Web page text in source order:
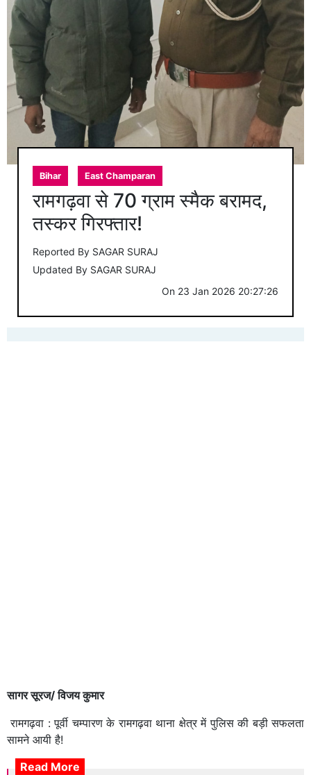
Bihar East Champaran
रामगढ़वा से 70 ग्राम स्मैक बरामद,
तस्कर गिरफ्तार!
Reported By SAGAR SURAJ
Updated By SAGAR SURAJ
On 23 Jan 2026 20:27:26
सागर सूरज/ विजय कुमार
रामगढ़वा : पूर्वी चम्पारण के रामगढ़वा थाना क्षेत्र में पुलिस की बड़ी सफलता
सामने आयी है!
Read More